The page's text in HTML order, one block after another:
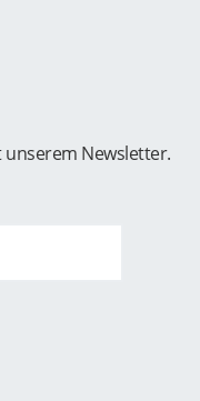
unserem Newsletter.